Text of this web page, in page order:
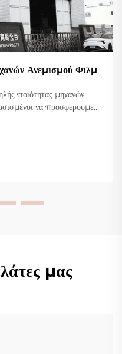
Ανεμισμού Φιλμ
ποιότητας μηχανών
να προσφέρουμε
μας